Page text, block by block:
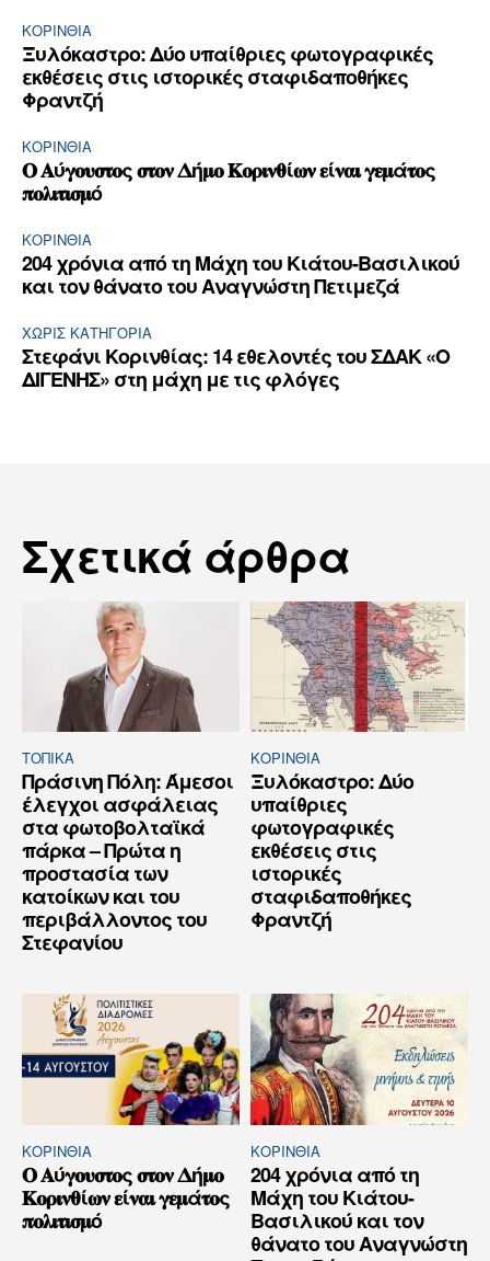
ΚΟΡΙΝΘΊΑ
Ξυλόκαστρο: Δύο υπαίθριες φωτογραφικές
εκθέσεις στις ιστορικές σταφιδαποθήκες
Φραντζή
ΚΟΡΙΝΘΊΑ
𝚶 𝚨ύ𝛄𝛐𝛖𝛔𝛕𝛐ς 𝛔𝛕𝛐𝛎 𝚫ή𝛍𝛐 𝚱𝛐𝛒𝛊𝛎𝛉ί𝛚𝛎 𝛆ί𝛎𝛂𝛊 𝛄𝛆𝛍ά𝛕𝛐ς
𝛑𝛐𝛌𝛊𝛕𝛊𝛔𝛍ό
ΚΟΡΙΝΘΊΑ
204 χρόνια από τη Μάχη του Κιάτου-Βασιλικού
και τον θάνατο του Αναγνώστη Πετιμεζά
ΧΩΡΊΣ ΚΑΤΗΓΟΡΊΑ
Στεφάνι Κορινθίας: 14 εθελοντές του ΣΔΑΚ «Ο
ΔΙΓΕΝΗΣ» στη μάχη με τις φλόγες
Σχετικά άρθρα
ΤΟΠΙΚΑ
Πράσινη Πόλη: Άμεσοι
έλεγχοι ασφάλειας
στα φωτοβολταϊκά
πάρκα – Πρώτα η
προστασία των
κατοίκων και του
περιβάλλοντος του
Στεφανίου
ΚΟΡΙΝΘΊΑ
Ξυλόκαστρο: Δύο
υπαίθριες
φωτογραφικές
εκθέσεις στις
ιστορικές
σταφιδαποθήκες
Φραντζή
ΚΟΡΙΝΘΊΑ
𝚶 𝚨ύ𝛄𝛐𝛖𝛔𝛕𝛐ς 𝛔𝛕𝛐𝛎 𝚫ή𝛍𝛐
𝚱𝛐𝛒𝛊𝛎𝛉ί𝛚𝛎 𝛆ί𝛎𝛂𝛊 𝛄𝛆𝛍ά𝛕𝛐ς
𝛑𝛐𝛌𝛊𝛕𝛊𝛔𝛍ό
ΚΟΡΙΝΘΊΑ
204 χρόνια από τη
Μάχη του Κιάτου-
Βασιλικού και τον
θάνατο του Αναγνώστη